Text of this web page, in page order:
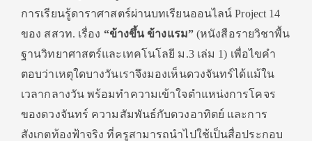
การเรียนรู้ดาราศาสตร์ผ่านบทเรียนออนไลน์Project 14
ของ สสวท. เรื่อง “ข้างขึ้น ข้างแรม”(หนังสือรายวิชาพื้น
ฐานวิทยาศาสตร์และเทคโนโลยี ม.3 เล่ม 1) เพื่อไขคำ
ตอบว่าเหตุใดบางวันเราจึงมองเห็นดวงจันทร์ได้แม้ใน
เวลากลางวัน พร้อมทำความเข้าใจตำแหน่งการโคจร
ของดวงจันทร์ ความสัมพันธ์กับดวงอาทิตย์ และการ
สังเกตท้องฟ้าจริง ที่ครูสามารถนำไปใช้เป็นสื่อประกอบ